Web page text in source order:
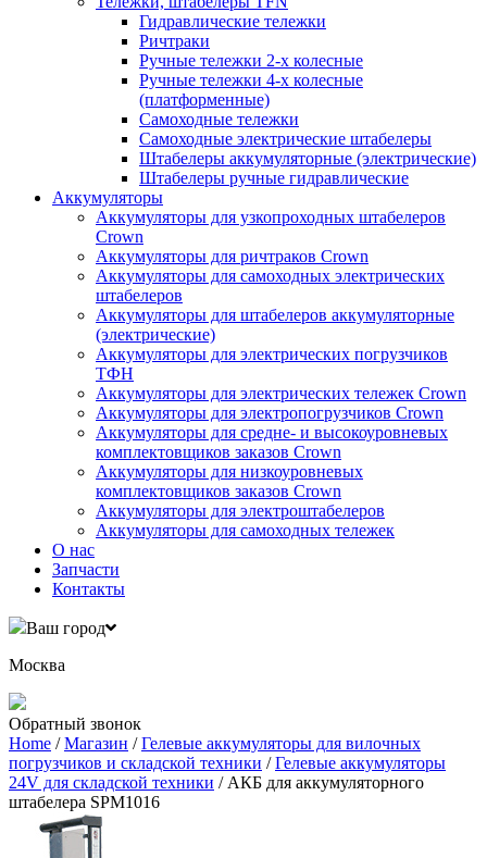
Гидравлические тележки
Ричтраки
Ручные тележки 2-х колесные
Ручные тележки 4-х колесные
(платформенные)
Самоходные тележки
Самоходные электрические штабелеры
Штабелеры аккумуляторные (электрические)
Штабелеры ручные гидравлические
Аккумуляторы
Аккумуляторы для узкопроходных штабелеров
Crown
Аккумуляторы для ричтраков Crown
Аккумуляторы для самоходных электрических
штабелеров
Аккумуляторы для штабелеров аккумуляторные
(электрические)
Аккумуляторы для электрических погрузчиков
ТФН
Аккумуляторы для электрических тележек Crown
Аккумуляторы для электропогрузчиков Crown
Аккумуляторы для средне- и высокоуровневых
комплектовщиков заказов Crown
Аккумуляторы для низкоуровневых
комплектовщиков заказов Crown
Аккумуляторы для электроштабелеров
Аккумуляторы для самоходных тележек
О нас
Запчасти
Контакты
Ваш город
Москва
Обратный звонок
Home /Магазин /Гелевые аккумуляторы для вилочных
погрузчиков и складской техники /Гелевые аккумуляторы
24V для складской техники / АКБ для аккумуляторного
штабелера SPM1016